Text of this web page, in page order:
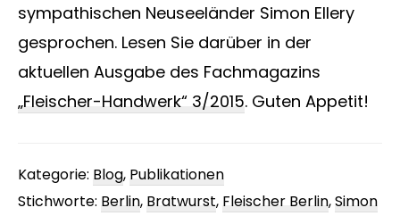
sympathischen Neuseeländer Simon Ellery
gesprochen. Lesen Sie darüber in der
aktuellen Ausgabe des Fachmagazins
„Fleischer-Handwerk“ 3/2015. Guten Appetit!
Kategorie: Blog, Publikationen
Stichworte: Berlin, Bratwurst, Fleischer Berlin,Simon